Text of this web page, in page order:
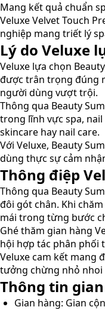
Mang kết quả chuẩn
Veluxe Velvet Touch
nghiệp mang triết lý
Lý do Veluxe
Veluxe lựa chọn
được trân trọng đúng
người dùng vượt trội.
Thông qua Beauty
trong lĩnh vực spa,
skincare hay nail care.
Với Veluxe, Beauty
dùng thực sự cảm
Thông điệp
Thông qua Beauty
đôi gót chân. Khi
mái trong từng bước
Ghé thăm gian hàng
hội hợp tác phân phối
Veluxe cam kết mang
tưởng chừng nhỏ nhoi
Thông tin
Gian hàng: Gian